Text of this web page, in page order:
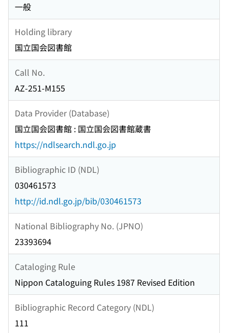
一般
Holding library
国立国会図書館
Call No.
AZ-251-M155
Data Provider (Database)
国立国会図書館 : 国立国会図書館蔵書
https://ndlsearch.ndl.go.jp
Bibliographic ID (NDL)
030461573
http://id.ndl.go.jp/bib/030461573
National Bibliography No. (JPNO)
23393694
Cataloging Rule
Nippon Cataloguing Rules 1987 Revised Edition
Bibliographic Record Category (NDL)
111